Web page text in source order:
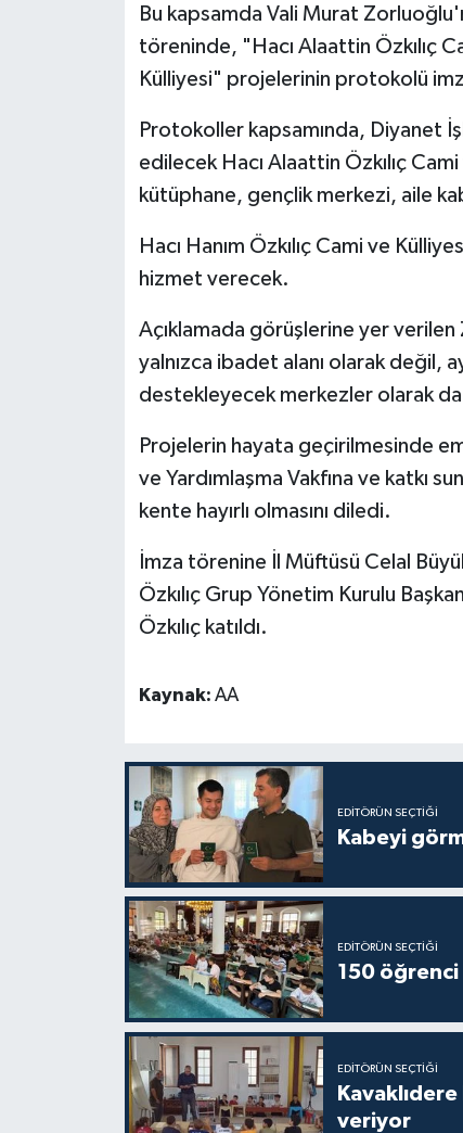
Bu kapsamda Vali Murat
töreninde, "Hacı Alaattin Özkılıç
Külliyesi" projelerinin protokolü
Protokoller kapsamında, Diyanet
edilecek Hacı Alaattin Özkılıç
kütüphane, gençlik merkezi, aile
Hacı Hanım Özkılıç Cami ve
hizmet verecek.
Açıklamada görüşlerine yer verilen
yalnızca ibadet alanı olarak değil,
destekleyecek merkezler olarak da
Projelerin hayata geçirilmesinde
ve Yardımlaşma Vakfına ve katkı
kente hayırlı olmasını diledi.
İmza törenine İl Müftüsü Celal
Özkılıç Grup Yönetim Kurulu
Özkılıç katıldı.
Kaynak: AA
EDITÖRÜN SEÇTIĞI
Kabeyi
EDITÖRÜN SEÇTIĞI
150 öğrenci
EDITÖRÜN SEÇTIĞI
veriyor
Bitlis Müftülüğü
Burdur Müftülüğü
Çanakkale Müftülüğü
Çankırı Müftülüğü
Çorum Müftülüğü
Denizli Müftülüğü
Düzce Müftülüğü
Edirne Müftülüğü
Erzurum Müftülüğü
Eskişehir Müftülüğü
Gaziantep Müftülüğü
Giresun Müftülüğü
Gümüşhane Müftülüğü
Hakkari Müftülüğü
Hatay Müftülüğü
Bilim, Teknoloji
Biyografiler
Diyanet TV